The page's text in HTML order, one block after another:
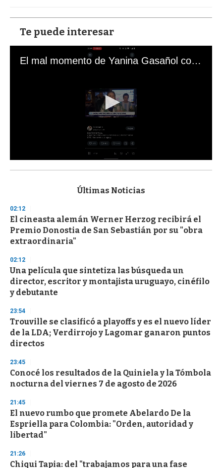
Te puede interesar
El mal momento de Yanina Gasañol con un hincha argentino en "Subrayado"
s
d
s
o
f
3
s
e
c
o
n
d
Últimas Noticias
02:12
El cineasta alemán Werner Herzog recibirá el
Premio Donostia de San Sebastián por su "obra
extraordinaria"
02:12
Una película que sintetiza las búsqueda un
director, escritor y montajista uruguayo, cinéfilo
y debutante
23:54
Trouville se clasificó a playoffs y es el nuevo líder
de la LDA; Verdirrojo y Lagomar ganaron puntos
directos
23:45
Conocé los resultados de la Quiniela y la Tómbola
nocturna del viernes 7 de agosto de 2026
21:45
El nuevo rumbo que promete Abelardo De la
Espriella para Colombia: "Orden, autoridad y
libertad"
21:26
Chiqui Tapia: del "trabajamos para una fase